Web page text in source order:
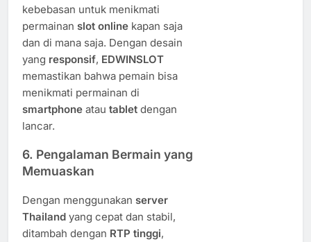
kebebasan untuk menikmati
permainan slot online kapan saja
dan di mana saja. Dengan desain
yang responsif, EDWINSLOT
memastikan bahwa pemain bisa
menikmati permainan di
smartphone atau tablet dengan
lancar.
6. Pengalaman Bermain yang
Memuaskan
Dengan menggunakan server
Thailand yang cepat dan stabil,
ditambah dengan RTP tinggi,